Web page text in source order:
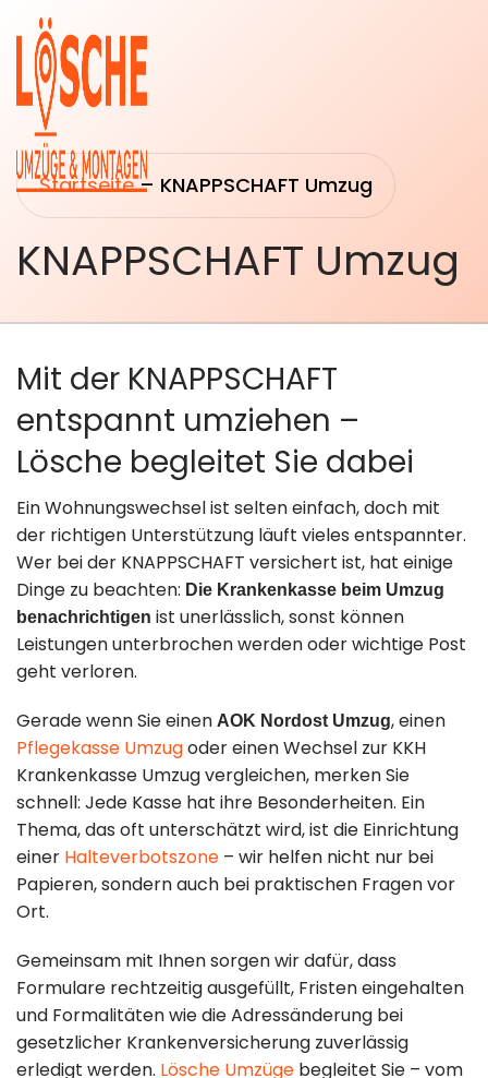
Startseite– KNAPPSCHAFT Umzug
KNAPPSCHAFT Umzug
Mit der KNAPPSCHAFT
entspannt umziehen –
Lösche begleitet Sie dabei
Ein Wohnungswechsel ist selten einfach, doch mit
der richtigen Unterstützung läuft vieles entspannter.
Wer bei der KNAPPSCHAFT versichert ist, hat einige
Dinge zu beachten: Die Krankenkasse beim Umzug
benachrichtigen ist unerlässlich, sonst können
Leistungen unterbrochen werden oder wichtige Post
geht verloren.
Gerade wenn Sie einen AOK Nordost Umzug, einen
Pflegekasse Umzugoder einen Wechsel zur KKH
Krankenkasse Umzug vergleichen, merken Sie
schnell: Jede Kasse hat ihre Besonderheiten. Ein
Thema, das oft unterschätzt wird, ist die Einrichtung
einer Halteverbotszone – wir helfen nicht nur bei
Papieren, sondern auch bei praktischen Fragen vor
Ort.
Gemeinsam mit Ihnen sorgen wir dafür, dass
Formulare rechtzeitig ausgefüllt, Fristen eingehalten
und Formalitäten wie die Adressänderung bei
gesetzlicher Krankenversicherung zuverlässig
erledigt werden. Lösche Umzüge begleitet Sie – vom
&
Logistik
Montage &
Umzugshilfe
Entrümpelung
& Lagerung
Startseite
Über uns
Leistungen
Umzugsberatung
Kontakt
Standorte
Impressum
Datenschutz
030 49 00 48 23
info@loesche-
umzuege.de
Buchholzer Str.
Mo–So: 8:00–
22:00 Uhr